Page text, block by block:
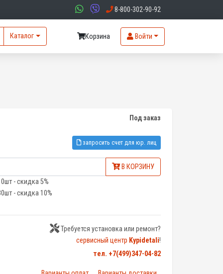
8-800-302-90-92
Каталог Корзина Войти
Под заказ
запросить счет для юр. лиц
В КОРЗИНУ
- скидка 5%
- скидка 10%
Требуется установка или ремонт?
сервисный центр Kypidetali!
тел. +7(499)347-04-82